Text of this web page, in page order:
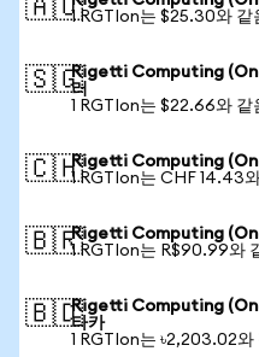
🇦🇺1 RGTIon는 $25.30와 같
🇸🇬Rigetti Computing
러
1 RGTIon는 $22.66와 같
🇨🇭Rigetti Computing
1 RGTIon는 CHF 14.43
🇧🇷Rigetti Computing
1 RGTIon는 R$90.99와
🇧🇩Rigetti Computing
타카
1 RGTIon는 ৳2,203.02와